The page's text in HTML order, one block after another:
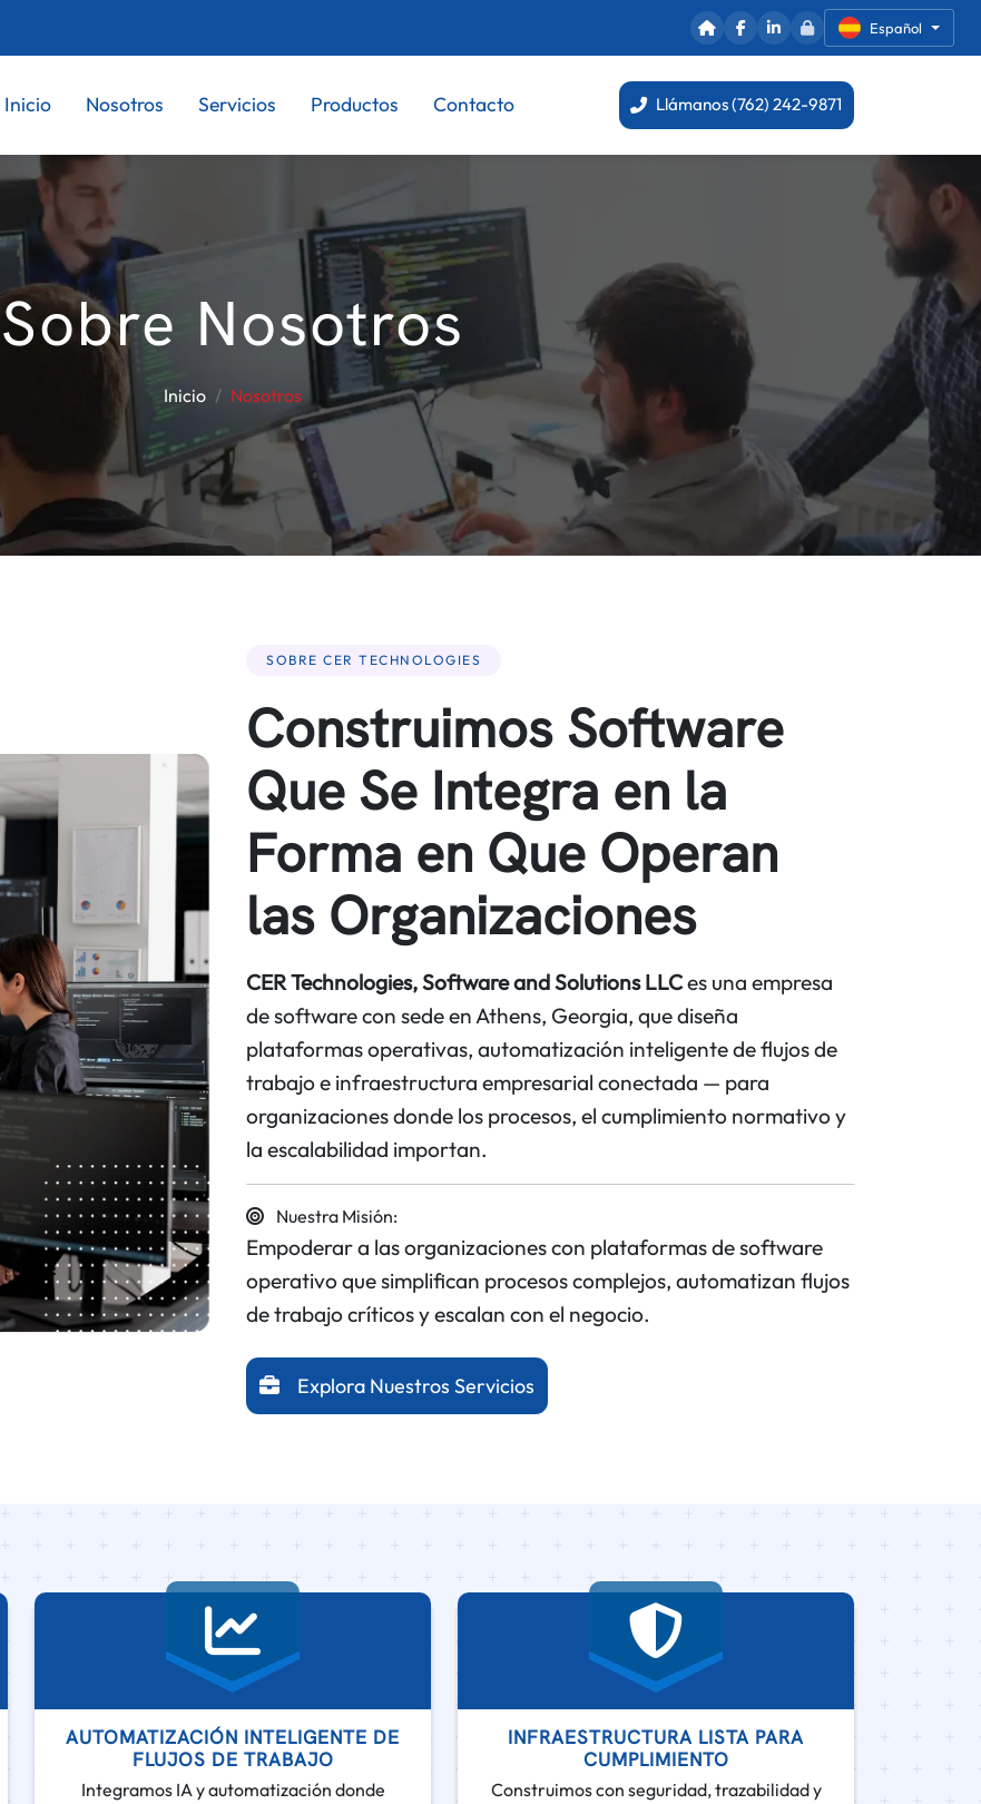
Español
Inicio Nosotros Servicios Productos Contacto Llámanos (762) 242-9871
Sobre Nosotros
Inicio Nosotros
SOBRE CER TECHNOLOGIES
Construimos Software
Que Se Integra en la
Forma en Que Operan
las Organizaciones
CER Technologies, Software and Solutions LLCes una empresa
de software con sede en Athens, Georgia, que diseña
plataformas operativas, automatización inteligente de flujos de
trabajo e infraestructura empresarial conectada — para
organizaciones donde los procesos, el cumplimiento normativo y
la escalabilidad importan.
Nuestra Misión:
Empoderar a las organizaciones con plataformas de software
operativo que simplifican procesos complejos, automatizan flujos
de trabajo críticos y escalan con el negocio.
Explora Nuestros Servicios
AUTOMATIZACIÓN INTELIGENTE DE
FLUJOS DE TRABAJO
Integramos IA y automatización donde
INFRAESTRUCTURA LISTA PARA
CUMPLIMIENTO
Construimos con seguridad, trazabilidad y